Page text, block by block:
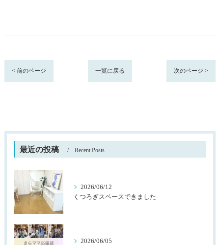
< 前のページ 一覧に戻る 次のページ >
最近の投稿 Recent Posts
2026/06/12
くつろぎスペースできました
2026/06/05